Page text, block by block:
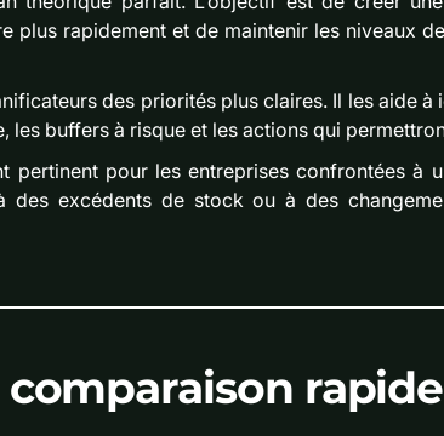
plus rapidement et de maintenir les niveaux
des priorités plus claires. Il les aide
les buffers à risque et les actions qui
pertinent pour les entreprises confrontées à
des excédents de stock ou à des
comparaison rapide